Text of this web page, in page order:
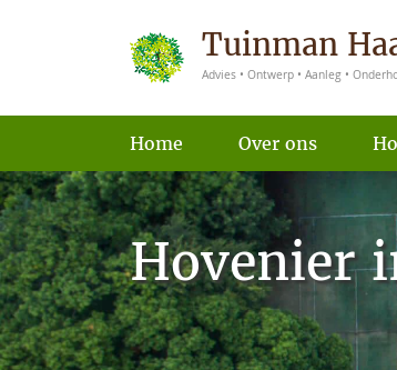
Tuinman
Advies • Ontwerp • Aanleg •
Home Over ons
Hovenier